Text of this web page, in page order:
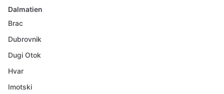
Dalmatien
Brac
Dubrovnik
Dugi Otok
Hvar
Imotski